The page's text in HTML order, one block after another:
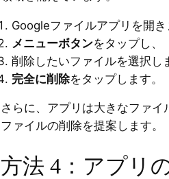
Googleファイルアプリを開き
メニューボタンをタップし、
削除したいファイルを選択し
完全に削除をタップします。
さらに、アプリは大きなファ
ファイルの削除を提案します。
方法 4：アプリ